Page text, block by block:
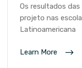
Os resultados
projeto nas
Latinoamericana
Learn More